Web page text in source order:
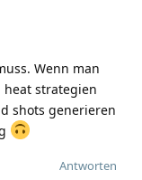
Wenn man
strategien
shots generieren
Antworten